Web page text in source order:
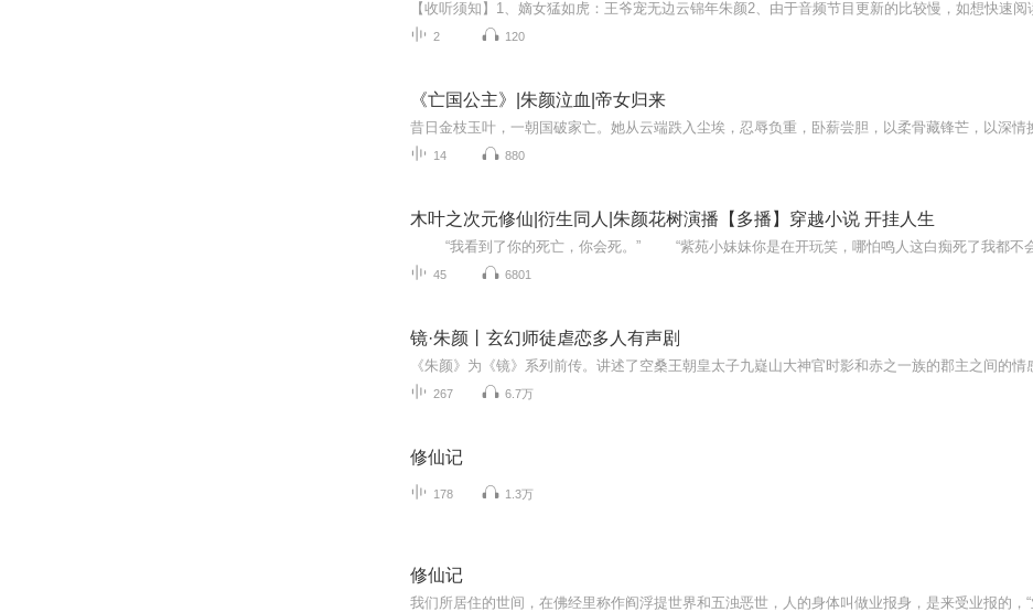
2 120
《亡国公主》|朱颜泣血|帝女归来
14 880
木叶之次元修仙|衍生同人|朱颜花树演播【多播】穿越小说 开挂人生
45 6801
镜·朱颜丨玄幻师徒虐恋多人有声剧
267 6.7万
修仙记
178 1.3万
修仙记